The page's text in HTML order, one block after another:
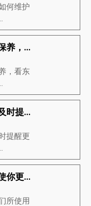
何维护
如何对电机进行保养，看东元电机代理商怎么说
，看东
国茂减速机经销及时提醒更换润滑油
提醒更
东元减速机代理使你更了解东元减速机
所使用